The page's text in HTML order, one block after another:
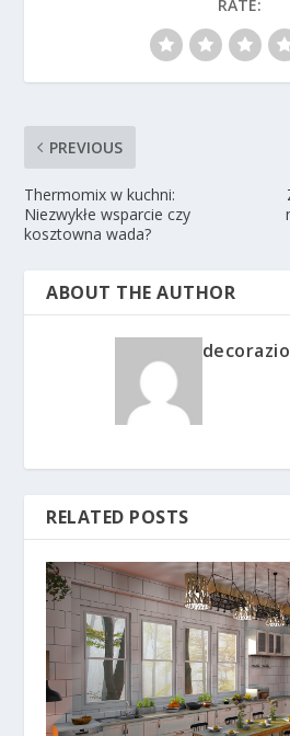
RATE:
PREVIOUS
Thermomix w kuchni:
Niezwykłe wsparcie czy
kosztowna wada?
ABOUT THE AUTHOR
RELATED POSTS